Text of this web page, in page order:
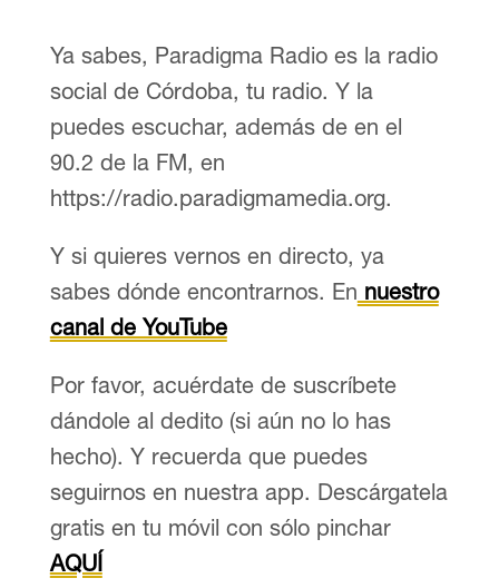
Ya sabes, Paradigma Radio es la radio
social de Córdoba, tu radio. Y la
puedes escuchar, además de en el
90.2 de la FM, en
https://radio.paradigmamedia.org.
Y si quieres vernos en directo, ya
sabes dónde encontrarnos. En nuestro
canal de YouTube
Por favor, acuérdate de suscríbete
dándole al dedito (si aún no lo has
hecho). Y recuerda que puedes
seguirnos en nuestra app. Descárgatela
gratis en tu móvil con sólo pinchar
AQUÍ